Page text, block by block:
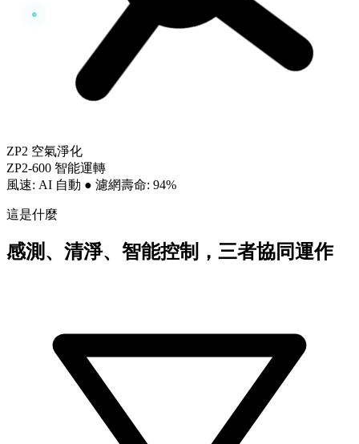
ZP2 空氣淨化
ZP2-600 智能運轉
風速: AI 自動 ● 濾網壽命: 94%
這是什麼
感測、清淨、智能控制，三者協同運作